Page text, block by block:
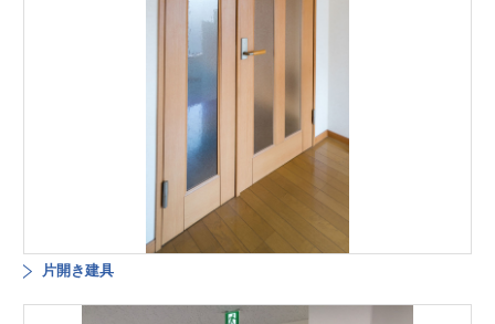
片開き建具